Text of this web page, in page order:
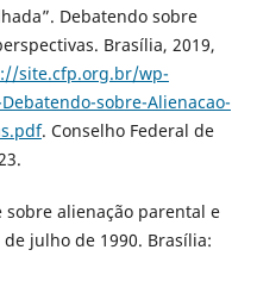
Debatendo sobre
Brasília, 2019,
site.cfp.org.br/wp-
sobre-Alienacao-
. Conselho Federal de
sobre alienação parental e
julho de 1990. Brasília: